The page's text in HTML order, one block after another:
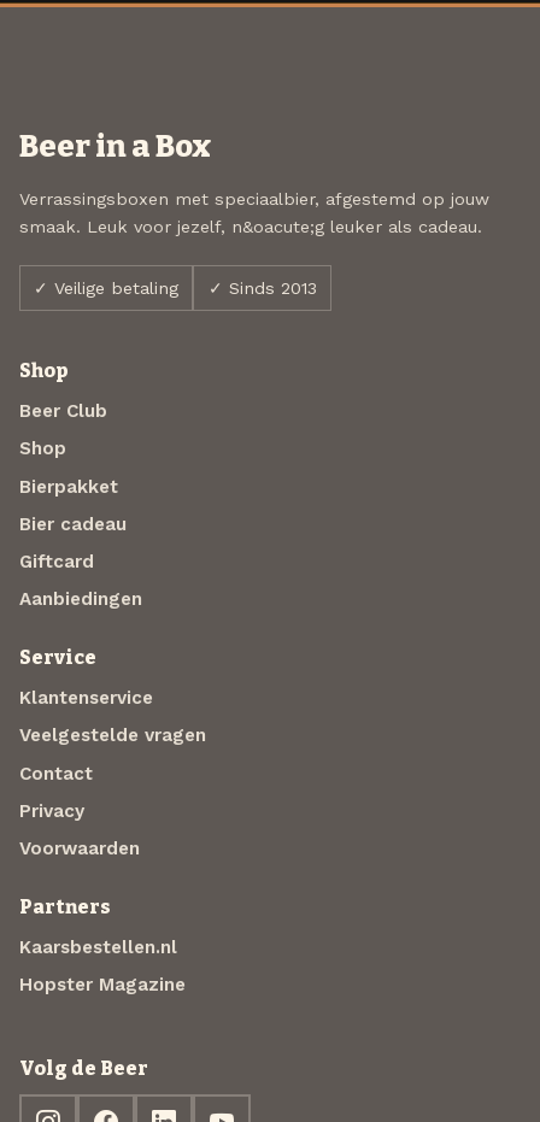
Beer in a Box
Verrassingsboxen met speciaalbier, afgestemd op jouw
smaak. Leuk voor jezelf, n&oacute;g leuker als cadeau.
✓ Veilige betaling ✓ Sinds 2013
Shop
Beer Club
Shop
Bierpakket
Bier cadeau
Giftcard
Aanbiedingen
Service
Klantenservice
Veelgestelde vragen
Contact
Privacy
Voorwaarden
Partners
Kaarsbestellen.nl
Hopster Magazine
Volg de Beer